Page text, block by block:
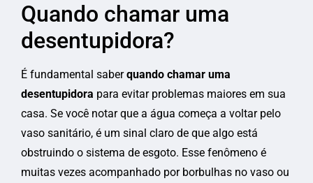
Quando chamar uma
desentupidora?
É fundamental saberquando chamar uma
desentupidora para evitar problemas maiores em sua
casa. Se você notar que a água começa a voltar pelo
vaso sanitário, é um sinal claro de que algo está
obstruindo o sistema de esgoto. Esse fenômeno é
muitas vezes acompanhado por borbulhas no vaso ou